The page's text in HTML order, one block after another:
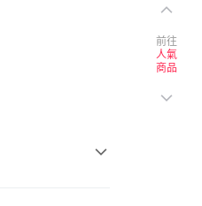
前往
人氣
商品